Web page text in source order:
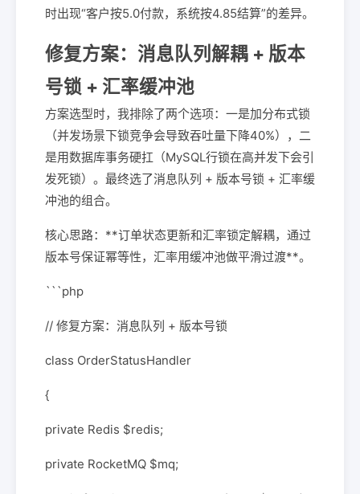
时出现“客户按5.0付款，系统按4.85结算”的差异。
修复方案：消息队列解耦 + 版本
号锁 + 汇率缓冲池
方案选型时，我排除了两个选项：一是加分布式锁
（并发场景下锁竞争会导致吞吐量下降40%），二
是用数据库事务硬扛（MySQL行锁在高并发下会引
发死锁）。最终选了消息队列 + 版本号锁 + 汇率缓
冲池的组合。
核心思路：**订单状态更新和汇率锁定解耦，通过
版本号保证幂等性，汇率用缓冲池做平滑过渡**。
```php
// 修复方案：消息队列 + 版本号锁
class OrderStatusHandler
{
private Redis $redis;
private RocketMQ $mq;